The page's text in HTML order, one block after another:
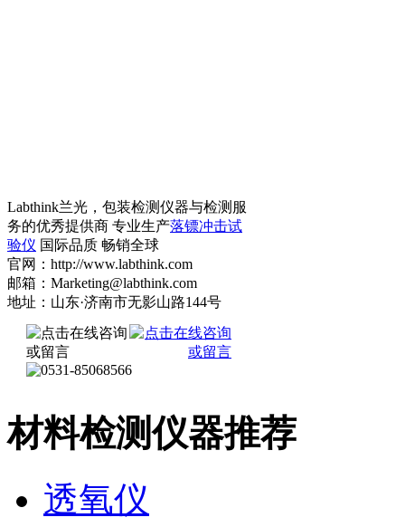
Labthink兰光，包装检测仪器与检测服
务的优秀提供商 专业生产落镖冲击试
验仪 国际品质 畅销全球
官网：http://www.labthink.com
邮箱：Marketing@labthink.com
地址：山东·济南市无影山路144号
材料检测仪器推荐
透氧仪